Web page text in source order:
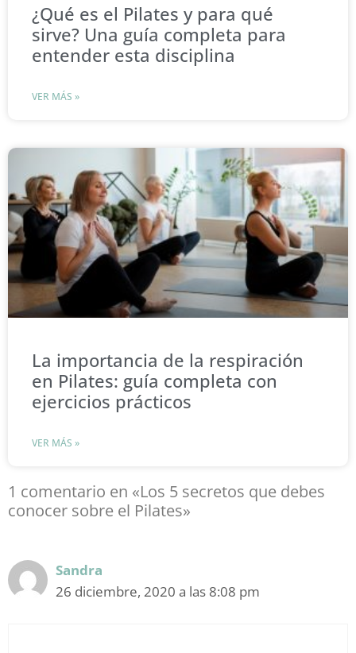
¿Qué es el Pilates y para qué
sirve? Una guía completa para
entender esta disciplina
VER MÁS »
La importancia de la respiración
en Pilates: guía completa con
ejercicios prácticos
VER MÁS »
1 comentario en «Los 5 secretos que debes
conocer sobre el Pilates»
Sandra
26 diciembre, 2020 a las 8:08 pm